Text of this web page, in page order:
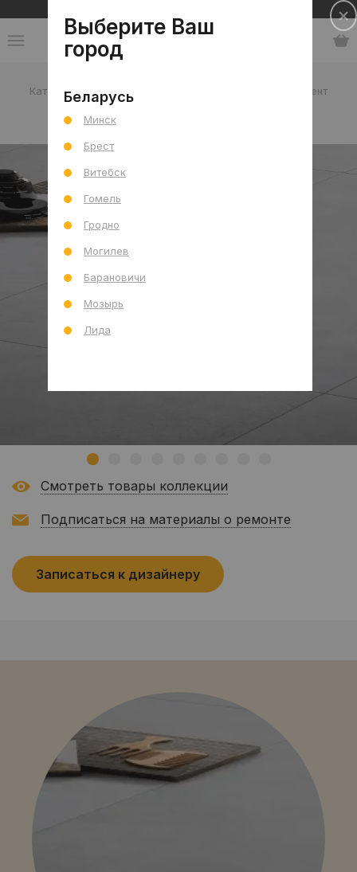
Каталог коллекция МикроЦемент
коллекция МикроЦемент
Смотреть товары коллекции
Подписаться на материалы о ремонте
Записаться к дизайнеру
Выберите Ваш
город
Беларусь
Минск
Брест
Витебск
Гомель
Гродно
Могилев
Барановичи
Мозырь
Лида